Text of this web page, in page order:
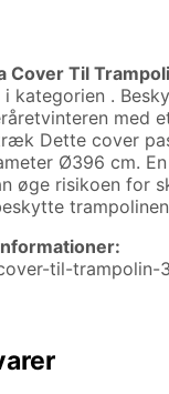
Cover Til
i kategorien .
med
Dette cover
Ø396 cm.
øge risikoen for
til-trampolin-